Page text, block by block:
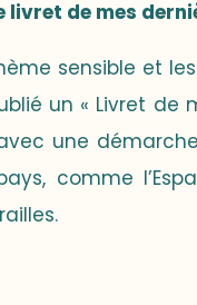
de mes
sensible et
un « Livret de
une
comme